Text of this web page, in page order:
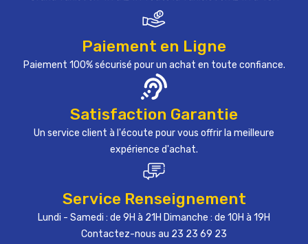
Paiement en Ligne
Paiement 100% sécurisé pour un achat en toute confiance.
Satisfaction Garantie
Un service client à l'écoute pour vous offrir la meilleure
expérience d'achat.
Service Renseignement
Lundi - Samedi : de 9H à 21H Dimanche : de 10H à 19H
Contactez-nous au 23 23 69 23